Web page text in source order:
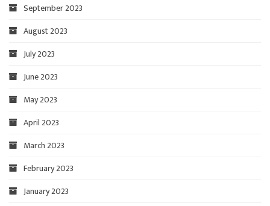
September 2023
August 2023
July 2023
June 2023
May 2023
April 2023
March 2023
February 2023
January 2023